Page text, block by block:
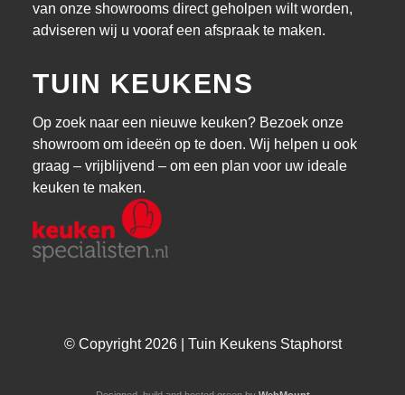
van onze showrooms direct geholpen wilt worden,
adviseren wij u vooraf een afspraak te maken.
TUIN KEUKENS
Op zoek naar een nieuwe keuken? Bezoek onze
showroom om ideeën op te doen. Wij helpen u ook
graag – vrijblijvend – om een plan voor uw ideale
keuken te maken.
© Copyright 2026 | Tuin Keukens Staphorst